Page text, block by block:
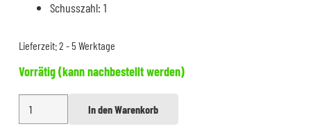
Schusszahl: 1
Lieferzeit:2 - 5 Werktage
Vorrätig (kann nachbestellt werden)
Shirt
In den Warenkorb
Alternative: